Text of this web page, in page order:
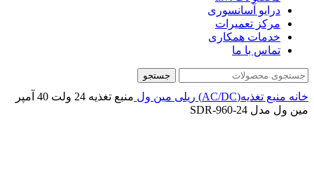
درایو آسانسوری
مرکز تعمیرات
خدمات همکاری
تماس با ما
جستجو
خانه منبع تغذیه(AC/DC) ریلی مین ول
منبع تغذیه 24 ولت 40 آمپر
مین ول مدل SDR-960-24